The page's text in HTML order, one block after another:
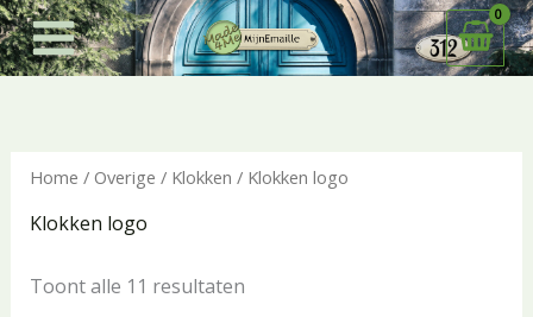
Ga
naar
de
Home / Overige / Klokken / Klokken logo
Klokken logo
Toont alle 11 resultaten